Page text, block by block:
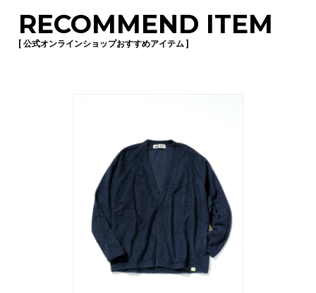
RECOMMEND ITEM
[ 公式オンラインショップおすすめアイテム ]